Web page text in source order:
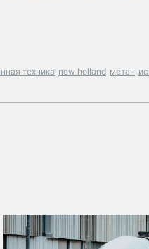
техника new holland метан